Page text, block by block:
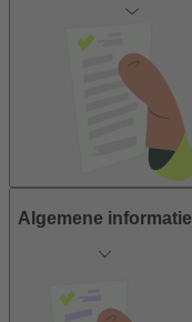
Algemene informatie